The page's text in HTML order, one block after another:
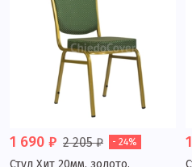
1 690 ₽ 2 205 ₽ - 24%
Стул Хит 20мм, золото,